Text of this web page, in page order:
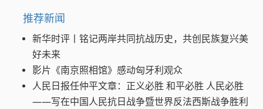
推荐新闻
新华时评丨铭记两岸共同抗战历史，共创民族复兴美
好未来
影片《南京照相馆》感动匈牙利观众
人民日报任仲平文章：正义必胜 和平必胜 人民必胜
——写在中国人民抗日战争暨世界反法西斯战争胜利